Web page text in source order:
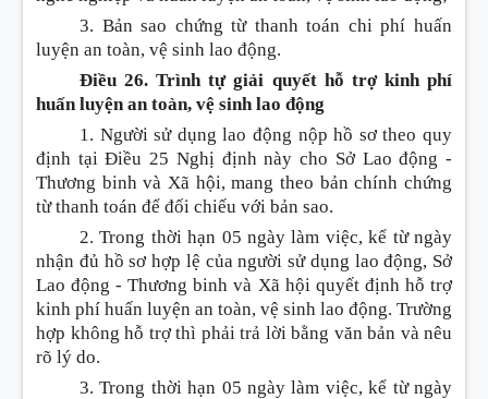
3. Bản sao chứng từ thanh toán chi phí huấn
luyện an toàn, vệ sinh lao động.
Điều 26. Trình tự giải quyết hỗ trợ kinh phí
huấn luyện an toàn, vệ sinh lao động
1. Người sử dụng lao động nộp hồ sơ theo quy
định tạiĐiều 25 Nghị định này cho Sở Lao động -
Thương binh và Xã hội, mang theo bản chính chứng
từ thanh toán để đối chiếu với bản sao.
2. Trong thời hạn 05 ngày làm việc, kể từ ngày
nhận đủ hồ sơ hợp lệ của người sử dụng lao động, Sở
Lao động - Thương binh và Xã hội quyết định hỗ trợ
kinh phí huấn luyện an toàn, vệ sinh lao động. Trường
hợp không hỗ trợ thì phải trả lời bằng văn bản và nêu
rõ lý do.
3. Trong thời hạn 05 ngày làm việc, kể từ ngày